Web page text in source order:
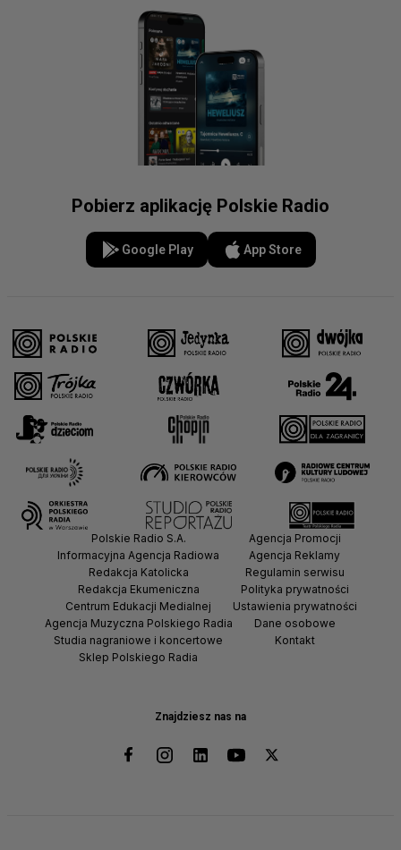
Pobierz aplikację Polskie Radio
Google Play App Store
Znajdziesz nas na
Polskie Radio S.A.
Informacyjna Agencja Radiowa
Redakcja Katolicka
Redakcja Ekumeniczna
Centrum Edukacji Medialnej
Agencja Muzyczna Polskiego Radia
Studia nagraniowe i koncertowe
Sklep Polskiego Radia
Agencja Promocji
Agencja Reklamy
Regulamin serwisu
Polityka prywatności
Ustawienia prywatności
Dane osobowe
Kontakt